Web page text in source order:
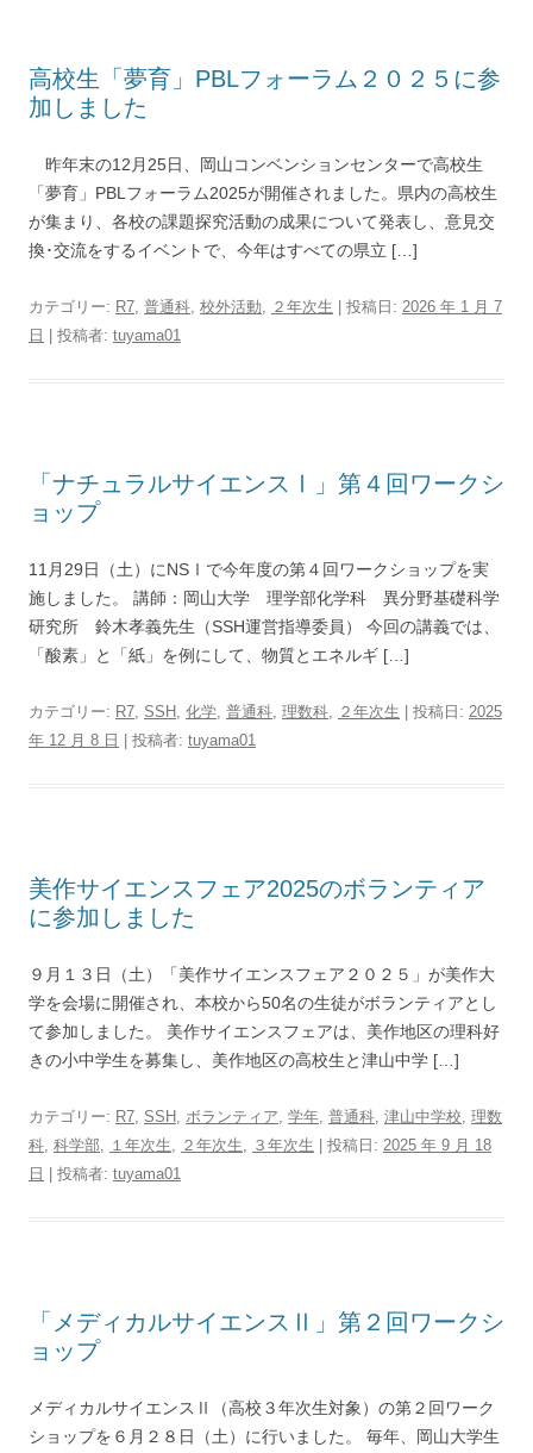
高校生「夢育」PBLフォーラム２０２５に参
加しました
昨年末の12月25日、岡山コンベンションセンターで高校生
「夢育」PBLフォーラム2025が開催されました。県内の高校生
が集まり、各校の課題探究活動の成果について発表し、意見交
換･交流をするイベントで、今年はすべての県立 […]
カテゴリー: R7, 普通科, 校外活動, ２年次生 | 投稿日: 2026 年 1 月 7
日
投稿者: tuyama01
「ナチュラルサイエンスⅠ」第４回ワークシ
ョップ
11月29日（土）にNSⅠで今年度の第４回ワークショップを実
施しました。 講師：岡山大学 理学部化学科 異分野基礎科学
研究所 鈴木孝義先生（SSH運営指導委員） 今回の講義では、
「酸素」と「紙」を例にして、物質とエネルギ […]
カテゴリー: R7, SSH , 化学, 普通科, 理数科, ２年次生 | 投稿日: 2025
年 12 月 8 日
投稿者: tuyama01
美作サイエンスフェア2025のボランティア
に参加しました
９月１３日（土）「美作サイエンスフェア２０２５」が美作大
学を会場に開催され、本校から50名の生徒がボランティアとし
て参加しました。 美作サイエンスフェアは、美作地区の理科好
きの小中学生を募集し、美作地区の高校生と津山中学 […]
カテゴリー: R7, SSH , ボランティア, 学年, 普通科, 津山中学校, 理数
科, 科学部, １年次生, ２年次生, ３年次生 | 投稿日: 2025 年 9 月 18
日
投稿者: tuyama01
「メディカルサイエンスⅡ」第２回ワークシ
ョップ
メディカルサイエンスⅡ（高校３年次生対象）の第２回ワーク
ショップを６月２８日（土）に行いました。 毎年、岡山大学生